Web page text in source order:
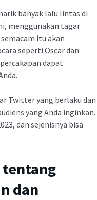
banyak lalu lintas di
menggunakan tagar
itu akan
seperti Oscar dan
dapat
Twitter yang berlaku dan
yang Anda inginkan.
dan sejenisnya bisa
tentang
dan